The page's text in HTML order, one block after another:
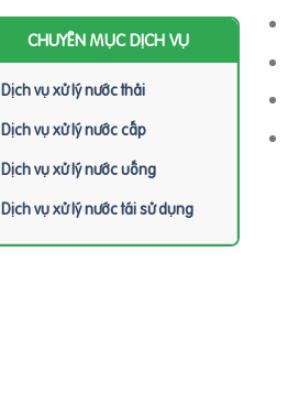
CHUYÊN MỤC DỊCH VỤ
Dịch vụ xử lý nước thải
Dịch vụ xử lý nước cấp
Dịch vụ xử lý nước uống
Dịch vụ xử lý nước tái sử dụng